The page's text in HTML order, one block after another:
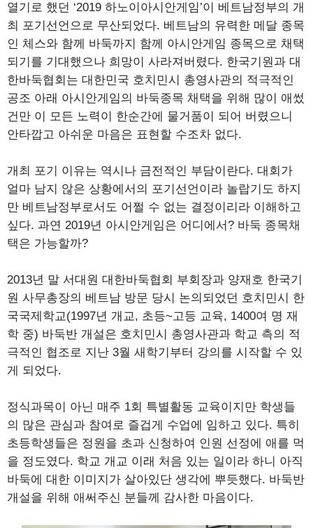
열기로 했던 ‘2019 하노이아시안게임’이 베트남정부의 개
최 포기선언으로 무산되었다. 베트남의 유력한 메달 종목
인 체스와 함께 바둑까지 함께 아시안게임 종목으로 채택
되기를 기대했으나 희망이 사라져버렸다. 한국기원과 대
한바둑협회는 대한민국 호치민시 총영사관의 적극적인
공조 아래 아시안게임의 바둑종목 채택을 위해 많이 애썼
건만 이 모든 노력이 한순간에 물거품이 되어 버렸으니
안타깝고 아쉬운 마음은 표현할 수조차 없다.
개최 포기 이유는 역시나 금전적인 부담이란다. 대회가
얼마 남지 않은 상황에서의 포기선언이라 놀랍기도 하지
만 베트남정부로서도 어쩔 수 없는 결정이리라 이해하고
싶다. 과연 2019년 아시안게임은 어디에서? 바둑 종목채
택은 가능할까?
2013년 말 서대원 대한바둑협회 부회장과 양재호 한국기
원 사무총장의 베트남 방문 당시 논의되었던 호치민시 한
국국제학교(1997년 개교, 초등~고등 교육, 1400여 명 재
학 중) 바둑반 개설은 호치민시 총영사관과 학교 측의 적
극적인 협조로 지난 3월 새학기부터 강의를 시작할 수 있
게 되었다.
정식과목이 아닌 매주 1회 특별활동 교육이지만 학생들
의 많은 관심과 참여로 즐겁게 수업에 임하고 있다. 특히
초등학생들은 정원을 초과 신청하여 인원 선정에 애를 먹
을 정도였다. 학교 개교 이래 처음 있는 일이라 하니 아직
바둑에 대한 이미지가 살아있단 생각에 뿌듯했다. 바둑반
개설을 위해 애써주신 분들께 감사한 마음이다.